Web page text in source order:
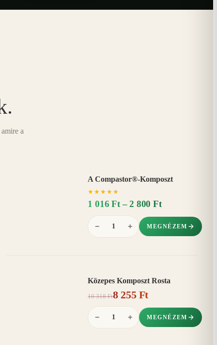
a
A Compastor®-Komposzt
★ ★ ★ ★ ★
1 016 Ft – 2 800 Ft
− + MEGNÉZEM
Közepes Komposzt Rosta
10 318 Ft8 255 Ft
− + MEGNÉZEM